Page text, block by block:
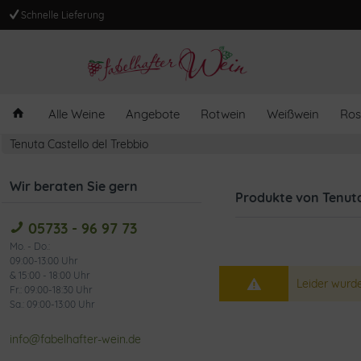
Schnelle Lieferung
Alle Weine Angebote Rotwein Weißwein
Tenuta Castello del Trebbio
Wir beraten Sie gern
05733 - 96 97 73
Mo. - Do.:
09:00-13:00 Uhr
& 15:00 - 18:00 Uhr
Fr.: 09:00-18:30 Uhr
Sa.: 09:00-13:00 Uhr
info@fabelhafter-wein.de
Produkte von
Leider